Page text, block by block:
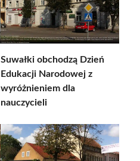
Suwałki obchodzą Dzień
Edukacji Narodowej z
wyróżnieniem dla
nauczycieli